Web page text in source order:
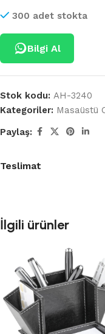
300 adet stokta
Bilgi Al
Stok kodu: AH-3240
Kategoriler: Masaüstü
Paylaş:
Teslimat
İlgili ürünler